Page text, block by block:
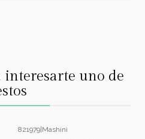
uno de
821979 Mashini